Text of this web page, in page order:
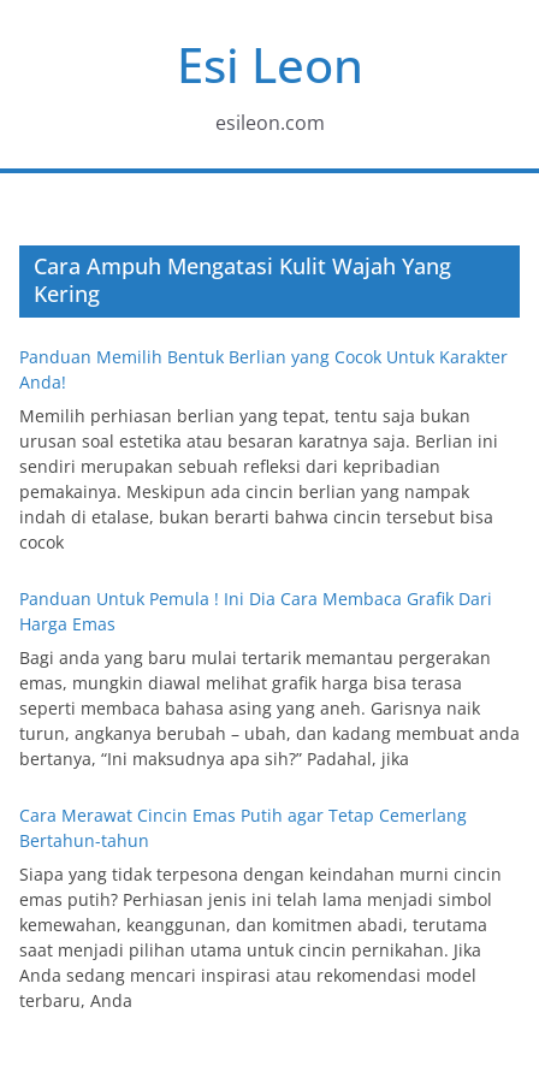
Esi Leon
esileon.com
Cara Ampuh Mengatasi Kulit Wajah Yang
Kering
Panduan Memilih Bentuk Berlian yang Cocok Untuk Karakter
Anda!
Memilih perhiasan berlian yang tepat, tentu saja bukan
urusan soal estetika atau besaran karatnya saja. Berlian ini
sendiri merupakan sebuah refleksi dari kepribadian
pemakainya. Meskipun ada cincin berlian yang nampak
indah di etalase, bukan berarti bahwa cincin tersebut bisa
cocok
Panduan Untuk Pemula ! Ini Dia Cara Membaca Grafik Dari
Harga Emas
Bagi anda yang baru mulai tertarik memantau pergerakan
emas, mungkin diawal melihat grafik harga bisa terasa
seperti membaca bahasa asing yang aneh. Garisnya naik
turun, angkanya berubah – ubah, dan kadang membuat anda
bertanya, “Ini maksudnya apa sih?” Padahal, jika
Cara Merawat Cincin Emas Putih agar Tetap Cemerlang
Bertahun-tahun
Siapa yang tidak terpesona dengan keindahan murni cincin
emas putih? Perhiasan jenis ini telah lama menjadi simbol
kemewahan, keanggunan, dan komitmen abadi, terutama
saat menjadi pilihan utama untuk cincin pernikahan. Jika
Anda sedang mencari inspirasi atau rekomendasi model
terbaru, Anda